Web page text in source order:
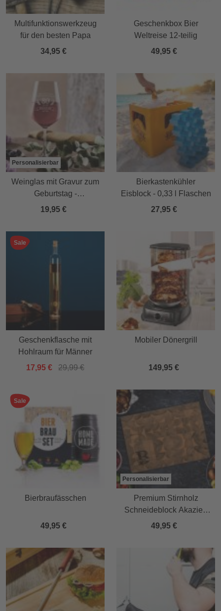
Multifunktionswerkzeug
für den besten Papa
34,95 €
Geschenkbox Bier
Weltreise 12-teilig
49,95 €
Personalisierbar
Weinglas mit Gravur zum
Geburtstag -
Personalisiert
19,95 €
Bierkastenkühler
Eisblock - 0,33 l Flaschen
27,95 €
Sale
Geschenkflasche mit
Hohlraum für Männer
17,95 €
29,99 €
Mobiler Dönergrill
149,95 €
Sale
Bierbraufässchen
49,95 €
Personalisierbar
Premium Stirnholz
Schneideblock Akazie -
Initial und Name
49,95 €